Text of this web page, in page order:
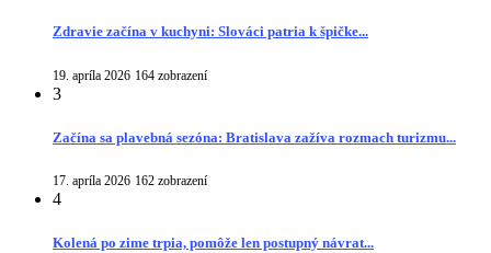
Zdravie začína v kuchyni: Slováci patria k špičke...
19. apríla 2026 164 zobrazení
3
Začína sa plavebná sezóna: Bratislava zažíva rozmach turizmu...
17. apríla 2026 162 zobrazení
4
Kolená po zime trpia, pomôže len postupný návrat...